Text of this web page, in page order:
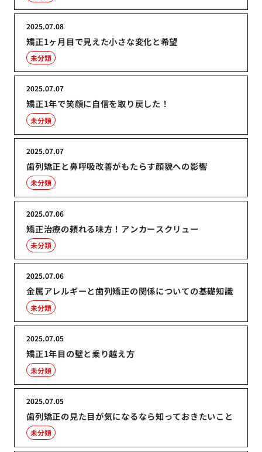
矯正1ヶ月目で見えた小さな変化と希望
2025.07.08
未分類
矯正1年で笑顔に自信を取り戻した！
2025.07.07
未分類
歯列矯正と鼻呼吸改善がもたらす顔貌への影響
2025.07.07
未分類
矯正治療の頼れる味方！アンカースクリュー
2025.07.06
未分類
金属アレルギーと歯列矯正の関係についての基礎知識
2025.07.06
未分類
矯正1年目の壁と乗り越え方
2025.07.05
未分類
歯列矯正の見た目が気になるなら知っておきたいこと
2025.07.05
未分類